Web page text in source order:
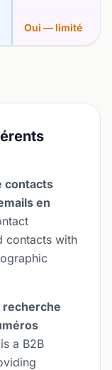
Oui — limité
contacts
en
contacts with
recherche
a B2B